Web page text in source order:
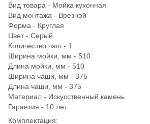
Вид товара - Мойка кухонная
Вид монтажа - Врезной
Форма - Круглая
Цвет - Серый
Количество чаш - 1
Ширина мойки, мм - 510
Длина мойки, мм - 510
Ширина чаши, мм - 375
Длина чаши, мм - 375
Материал - Искусственный камень
Гарантия - 10 лет
Комплектация: